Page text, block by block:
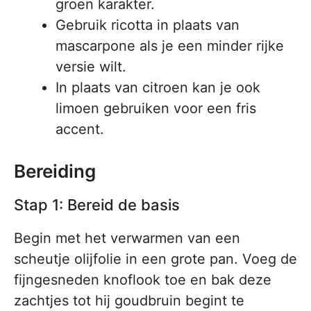
groen karakter.
Gebruik ricotta in plaats van
mascarpone als je een minder rijke
versie wilt.
In plaats van citroen kan je ook
limoen gebruiken voor een fris
accent.
Bereiding
Stap 1: Bereid de basis
Begin met het verwarmen van een
scheutje olijfolie in een grote pan. Voeg de
fijngesneden knoflook toe en bak deze
zachtjes tot hij goudbruin begint te